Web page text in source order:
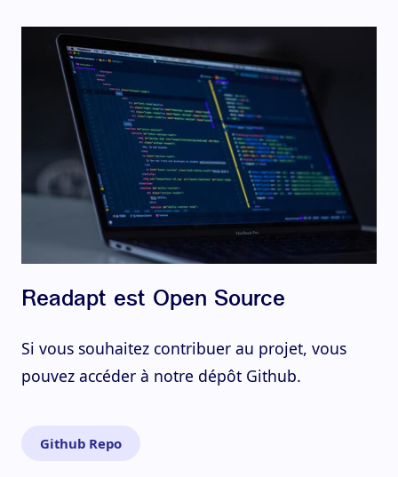
Readapt est Open Source
Si vous souhaitez contribuer au projet, vous
pouvez accéder à notre dépôt Github.
Github Repo